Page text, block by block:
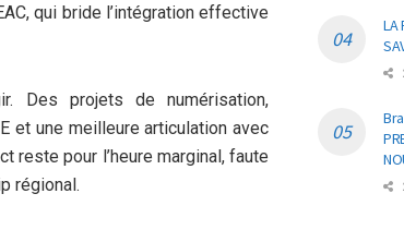
qui bride l’intégration effective
Des projets de numérisation,
et une meilleure articulation avec
reste pour l’heure marginal, faute
régional.
LA